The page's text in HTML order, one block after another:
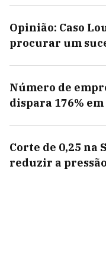
Opinião: Caso
procurar um
Número de
dispara 176%
Corte de 0,25 na
reduzir a